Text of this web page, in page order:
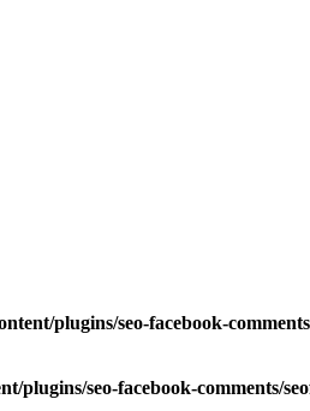
plugins/seo-facebook-
plugins/seo-facebook-comments/